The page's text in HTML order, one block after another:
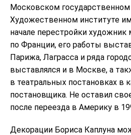
Московском
Художественном институте
начале перестройки
по Франции, его работы
Парижа, Лаграсса и ряда
выставлялся и в Москве, а
в театральных постановках в
постановщика. Не оставил
после переезда в Америку в
Декорации Бориса Каплуна